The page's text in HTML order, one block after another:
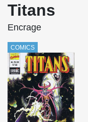
Titans
Encrage
COMICS